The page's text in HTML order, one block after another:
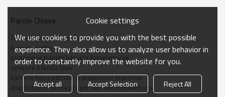
Distanza di
rilevamento
30-3000 mm
risposta
≤15 ms
Dati meccanici
Materiale
dell'alloggiamentoMetallo
Parole Chiave
Tende di sicurezza per macchine
barriera sottile
protezione tramite barriere fotoelettriche
sensore a tenda laser
barriere fotoelettriche di protezione macchine
dispositivo di sicurezza per barriere fotoelettriche
Cookie settings
We use cookies to provide you with the best possible
experience. They also allow us to analyze user behavior in
order to constantly improve the website for you.
Accept all Accept Selection Reject All